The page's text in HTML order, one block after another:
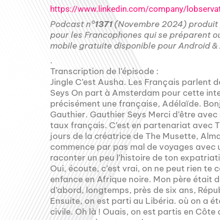
https://www.linkedin.com/company/
Podcast n°1371(Novembre 2024)
pour les Francophones qui se préparent
mobile gratuite disponible pour Android
.
Transcription de l’épisode :
Jingle C’est Ausha. Les Français parlent de français. Un français au loin de nous. Gauthier Seys On part à Amsterdam pour cette interview à Français dans le Monde, plus précisément une française, Adélaïde. Bonjour et bienvenue. Adélaïde Lohio Bonjour Gauthier. Gauthier Seys Merci d’être avec nous en direct ce midi dans les Français par le taux français. C’est en partenariat avec The Musette. On a fait la rencontre il y a quelques jours de la créatrice de The Musette, Alma. proposé de découvrir le chemin d’Adélaïde qui commence par pas mal de voyages avec un papa diplomate. Adélaïde, tu peux nous raconter un peu l’histoire de ton expatriation qui a commencé tout petit ? Adélaïde Lohio Oui, écoute, c’est vrai, on ne peut rien te cacher. Écoute, c’est vrai, j’ai passé ma prime enfance en Afrique noire. Mon père était diplomate, comme tu le disais. J’étais aux Aïrs d’abord, longtemps, près de six ans, République démocratique du Congo maintenant. Ensuite, on est parti au Libéria. où on a été expatriés in extremis en 91, en pleine guerre civile. Oh là ! Ouais, on est partis en Côte d’Ivoire pour finalement ensuite rentrer à Paris avec ma mère et mes deux sœurs, parce que mon père partait en poste en Papouasie-Nouvelle-Guinée, et que ça commençait vraiment à devenir compliqué d’avoir une scolarité normale. Gauthier Seys Ouais, t’avais un lit avec des roulettes, en fait. T’as passé ton temps à bouger, quoi. Adélaïde Lohio Exactement. Mais voilà, après Paris-Posay, quand même, une carrière dans les cosmétiques. côté marque, puis sous-traitance. J’ai travaillé dix ans chez un fabricant italien, ce qui m’a amenée à passer beaucoup de temps à Milan aussi. Puis ensuite, un cabinet de tendance et j’ai finalement tout plaqué pour suivre mon mari avec mon petit garçon d’un an à l’époque à Amsterdam. Et voilà, ça fait maintenant quatre ans qu’on est là. Gauthier Seys Très bien. Comment ça se passe la vie à Amsterdam ? On a eu un peu d’écho dans la presse française il y a quelques semaines avec… un peuple, surtout les jeunes, qui n’étaient pas très contents d’un couvre-feu. Ça va, ça se passe mieux ? Adélaïde Lohio Non, ça se passe très bien. C’est vrai qu’on entend parler d’échaufourer aux Pays-Bas, ça n’a rien à voir avec ce qu’on peut retrouver en France. Gauthier Seys On se le dise. Adélaïde Lohio Il reste un pays calme. Donc la vie, non, cela coule douce aux Pays-Bas. Et l’expatriation est vraiment géniale. Gauthier Seys Cependant, on va s’arrêter sur un point en particulier. Quand on est fan de… C’est un peu comme ça que je vais le formuler. On se retrouve un peu quand même déracinés. Ses habitudes de travail, elles sont abandonnées. Et parfois, on est poussé à devoir se réinventer professionnellement. Et c’est un peu sur ce point qu’on va mettre l’accent ce midi. Tu t’es dit, il faut que je travaille. Mais tous les repères avaient bougé. Alors, il a fallu réinventer les choses. Adélaïde Lohio Oui, c’est sûr. L’expatriation en soi, c’est vraiment génial. Ça pousse à l’ouverture sur l’autre. On perd ses repères. père, on casse ses routines, ça ouvre l’esprit, ça développe la curiosité, c’est sûr que ça forge qui on est. Moi, mes expériences en Afrique ont fait qui je suis, c’est certain. C’est plein de promesses, c’est l’occasion de s’inventer une nouvelle vie, envisager l’avenir autrement. Donc voilà, ça peut faire peur, mais c’est selon moi vraiment une opportunité à saisir. Maintenant, s’expatrier en étant conjoint-suiveur, c’est encore autre chose. Dans mon cas, c’est vrai que ça tombait plutôt bien. J’étais à une période de ma vie où j’avais vraiment du mal à mêler vie personnelle et vie professionnelle. Je travaillais tellement que c’est à peine si j’arrivais à avoir mon petit bébé. Donc, je l’ai vraiment pris comme une occasion de faire un break. Et faire un break, de temps en temps, ça fait du bien. Sortir un peu de la routine infernale et prendre le temps de se poser les bonnes questions. Donc, pour moi, être conjoint-suiveur, ça a été vraiment l’opportunité. possibilité de se réinventer. Et c’est ce que j’ai fait depuis Amsterdam en créant l’Observatoire Beauté. Gauthier Seys Parce que du coup, le réseau que l’on a, le réseau professionnel, il est un petit peu disloqué. Donc, tu es restée sur la thématique de la cosmétique, mais tu as eu une nouvelle idée. Alors, elle est venue comment cette idée ? Adélaïde Lohio Donc, effectivement, l’Observatoire Beauté, il y a toujours cette idée qui arrive souvent dans les projets qui sont lancés en